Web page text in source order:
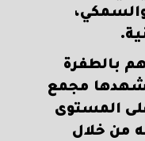
والسمكي،
بالطفرة
يشهدها مجمع
على المستوى
من خلال